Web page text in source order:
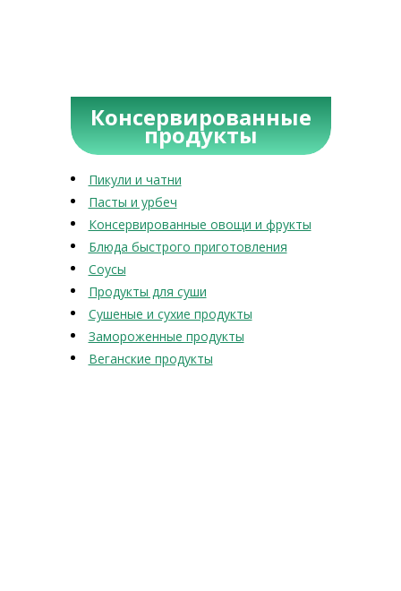
Консервированные
продукты
Пикули и чатни
Пасты и урбеч
Консервированные овощи и фрукты
Блюда быстрого приготовления
Соусы
Продукты для суши
Сушеные и сухие продукты
Замороженные продукты
Веганские продукты